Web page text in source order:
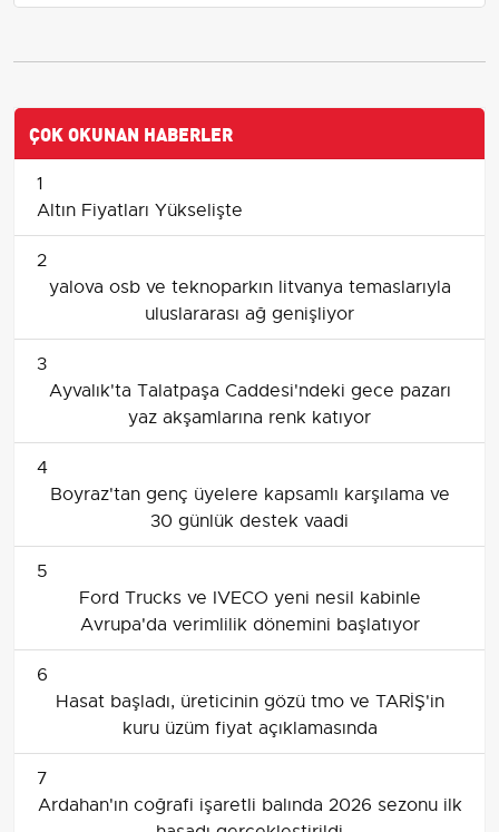
ÇOK OKUNAN HABERLER
1
Altın Fiyatları Yükselişte
2
yalova osb ve teknoparkın litvanya temaslarıyla
uluslararası ağ genişliyor
3
Ayvalık'ta Talatpaşa Caddesi'ndeki gece pazarı
yaz akşamlarına renk katıyor
4
Boyraz'tan genç üyelere kapsamlı karşılama ve
30 günlük destek vaadi
5
Ford Trucks ve IVECO yeni nesil kabinle
Avrupa'da verimlilik dönemini başlatıyor
6
Hasat başladı, üreticinin gözü tmo ve TARİŞ'in
kuru üzüm fiyat açıklamasında
7
Ardahan'ın coğrafi işaretli balında 2026 sezonu ilk